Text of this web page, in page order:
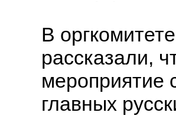
В
рассказали,
мероприятие
главных